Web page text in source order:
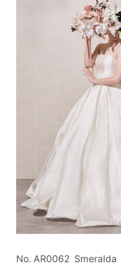
No. AR0062 Smeralda